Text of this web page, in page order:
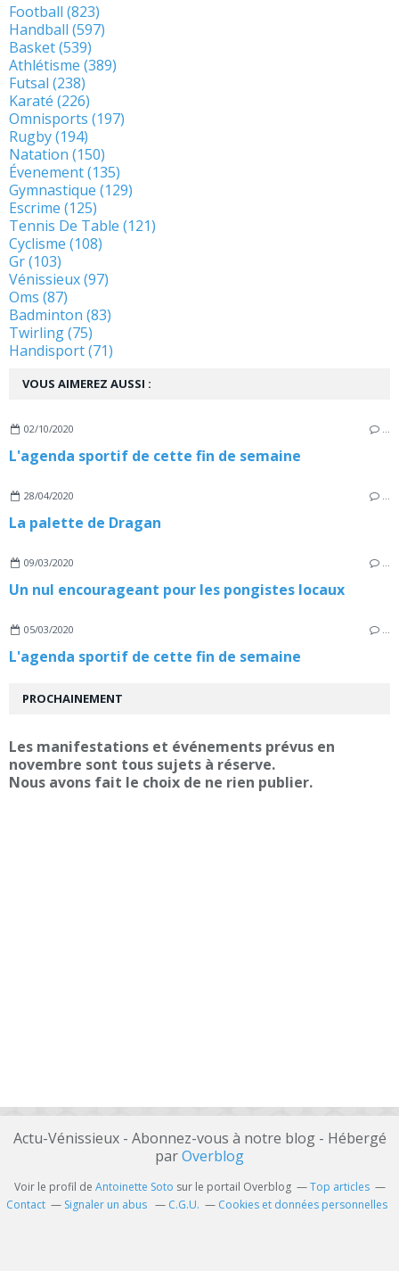
VOUS AIMEREZ AUSSI :
02/10/2020
L'agenda sportif de cette fin de semaine
28/04/2020
La palette de Dragan
09/03/2020
Un nul encourageant pour les pongistes locaux
05/03/2020
L'agenda sportif de cette fin de semaine
Football (823)
Handball (597)
Basket (539)
Athlétisme (389)
Futsal (238)
Karaté (226)
Omnisports (197)
Rugby (194)
Natation (150)
Évenement (135)
Gymnastique (129)
Escrime (125)
Tennis De Table (121)
Cyclisme (108)
Gr (103)
Vénissieux (97)
Oms (87)
Badminton (83)
Twirling (75)
Handisport (71)
PROCHAINEMENT
Les manifestations et événements prévus en
novembre sont tous sujets à réserve.
Nous avons fait le choix de ne rien publier.
Actu-Vénissieux - Abonnez-vous à notre blog - Hébergé
parOverblog
Voir le profil de Antoinette Soto sur le portail Overblog
Top articles
Contact
Signaler un abus C.G.U. Cookies et données personnelles